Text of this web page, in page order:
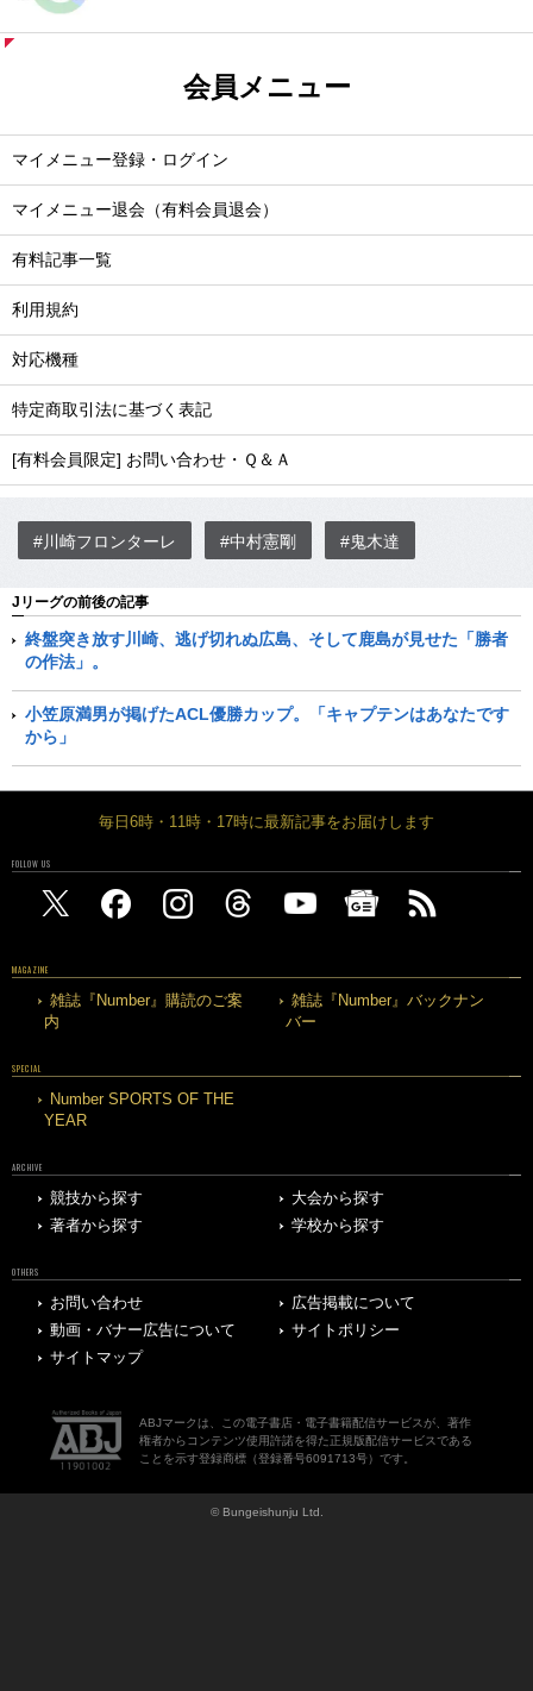
会員メニュー
マイメニュー登録・ログイン
マイメニュー退会（有料会員退会）
有料記事一覧
利用規約
対応機種
特定商取引法に基づく表記
[有料会員限定] お問い合わせ・Ｑ＆Ａ
#川崎フロンターレ #中村憲剛 #鬼木達
Jリーグの前後の記事
終盤突き放す川崎、逃げ切れぬ広島、そして鹿島が見せた「勝者
の作法」。
小笠原満男が掲げたACL優勝カップ。「キャプテンはあなたです
から」
毎日6時・11時・17時に最新記事をお届けします
FOLLOW US
MAGAZINE
雑誌『Number』購読のご案
内
雑誌『Number』バックナン
バー
SPECIAL
Number SPORTS OF THE
YEAR
ARCHIVE
競技から探す
大会から探す
著者から探す
学校から探す
OTHERS
お問い合わせ
広告掲載について
動画・バナー広告について
サイトポリシー
サイトマップ
ABJマークは、この電子書店・電子書籍配信サービスが、著作
権者からコンテンツ使用許諾を得た正規版配信サービスである
ことを示す登録商標（登録番号6091713号）です。
© Bungeishunju Ltd.